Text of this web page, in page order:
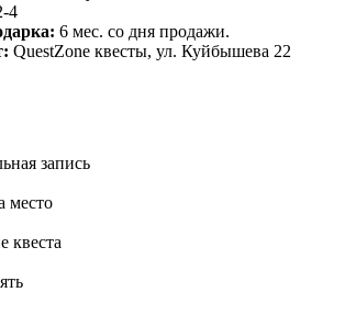
4
6 мес. со дня продажи.
QuestZone квесты, ул. Куйбышева 22
запись
место
квеста